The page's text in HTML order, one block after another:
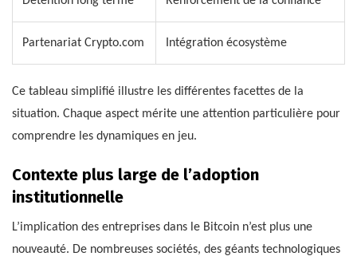
Partenariat Crypto.com Intégration écosystème
Ce tableau simplifié illustre les différentes facettes de la
situation. Chaque aspect mérite une attention particulière pour
comprendre les dynamiques en jeu.
Contexte plus large de l’adoption
institutionnelle
L’implication des entreprises dans le Bitcoin n’est plus une
nouveauté. De nombreuses sociétés, des géants technologiques